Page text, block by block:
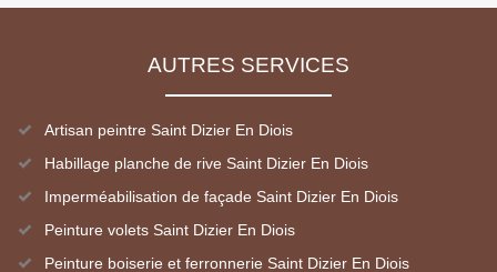
AUTRES SERVICES
Artisan peintre Saint Dizier En Diois
Habillage planche de rive Saint Dizier En Diois
Imperméabilisation de façade Saint Dizier En Diois
Peinture volets Saint Dizier En Diois
Peinture boiserie et ferronnerie Saint Dizier En Diois